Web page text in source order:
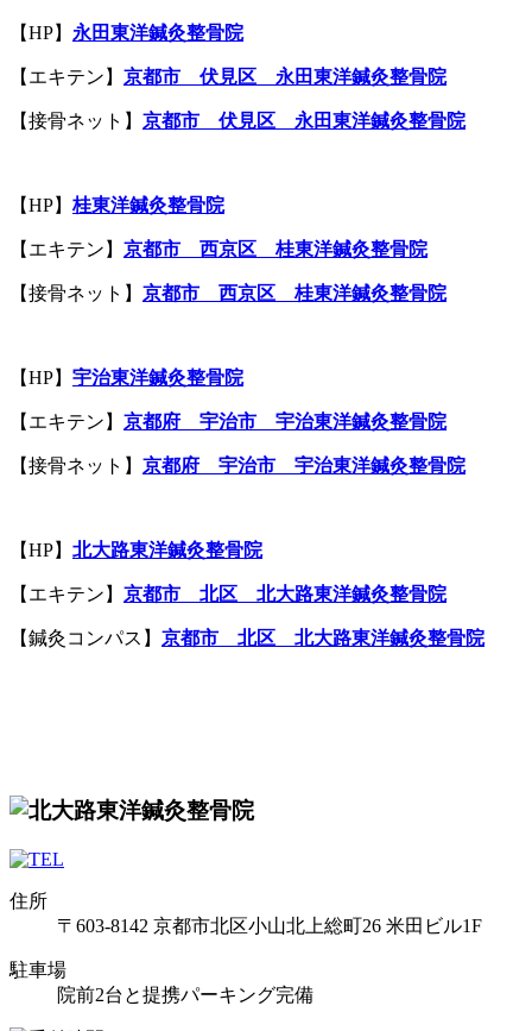
【HP】 永田東洋鍼灸整骨院
【エキテン】 京都市 伏見区 永田東洋鍼灸整骨院
【接骨ネット】 京都市 伏見区 永田東洋鍼灸整骨院
【HP】 桂東洋鍼灸整骨院
【エキテン】 京都市 西京区 桂東洋鍼灸整骨院
【接骨ネット】 京都市 西京区 桂東洋鍼灸整骨院
【HP】 宇治東洋鍼灸整骨院
【エキテン】 京都府 宇治市 宇治東洋鍼灸整骨院
【接骨ネット】 京都府 宇治市 宇治東洋鍼灸整骨院
【HP】 北大路東洋鍼灸整骨院
【エキテン】 京都市 北区 北大路東洋鍼灸整骨院
【鍼灸コンパス】 京都市 北区 北大路東洋鍼灸整骨院
住所
〒603-8142 京都市北区小山北上総町26 米田ビル1F
駐車場
院前2台と提携パーキング完備